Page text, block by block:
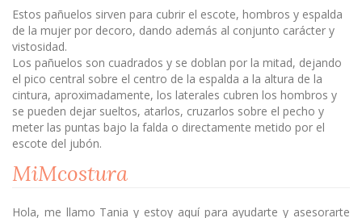
Estos pañuelos sirven para cubrir el escote, hombros y espalda
de la mujer por decoro, dando además al conjunto carácter y
vistosidad.
Los pañuelos son cuadrados y se doblan por la mitad, dejando
el pico central sobre el centro de la espalda a la altura de la
cintura, aproximadamente, los laterales cubren los hombros y
se pueden dejar sueltos, atarlos, cruzarlos sobre el pecho y
meter las puntas bajo la falda o directamente metido por el
escote del jubón.
MiMcostura
Hola, me llamo Tania y estoy aquí para ayudarte y asesorarte